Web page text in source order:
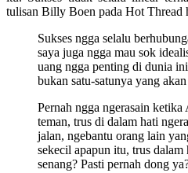
tulisan Billy Boen pada Hot Thread
Sukses ngga selalu
saya juga ngga mau sok
uang ngga penting di dunia
bukan satu-satunya yang
Pernah ngga ngerasain ketika
teman, trus di dalam hati
jalan, ngebantu orang lain
sekecil apapun itu, trus dalam
senang? Pasti pernah dong